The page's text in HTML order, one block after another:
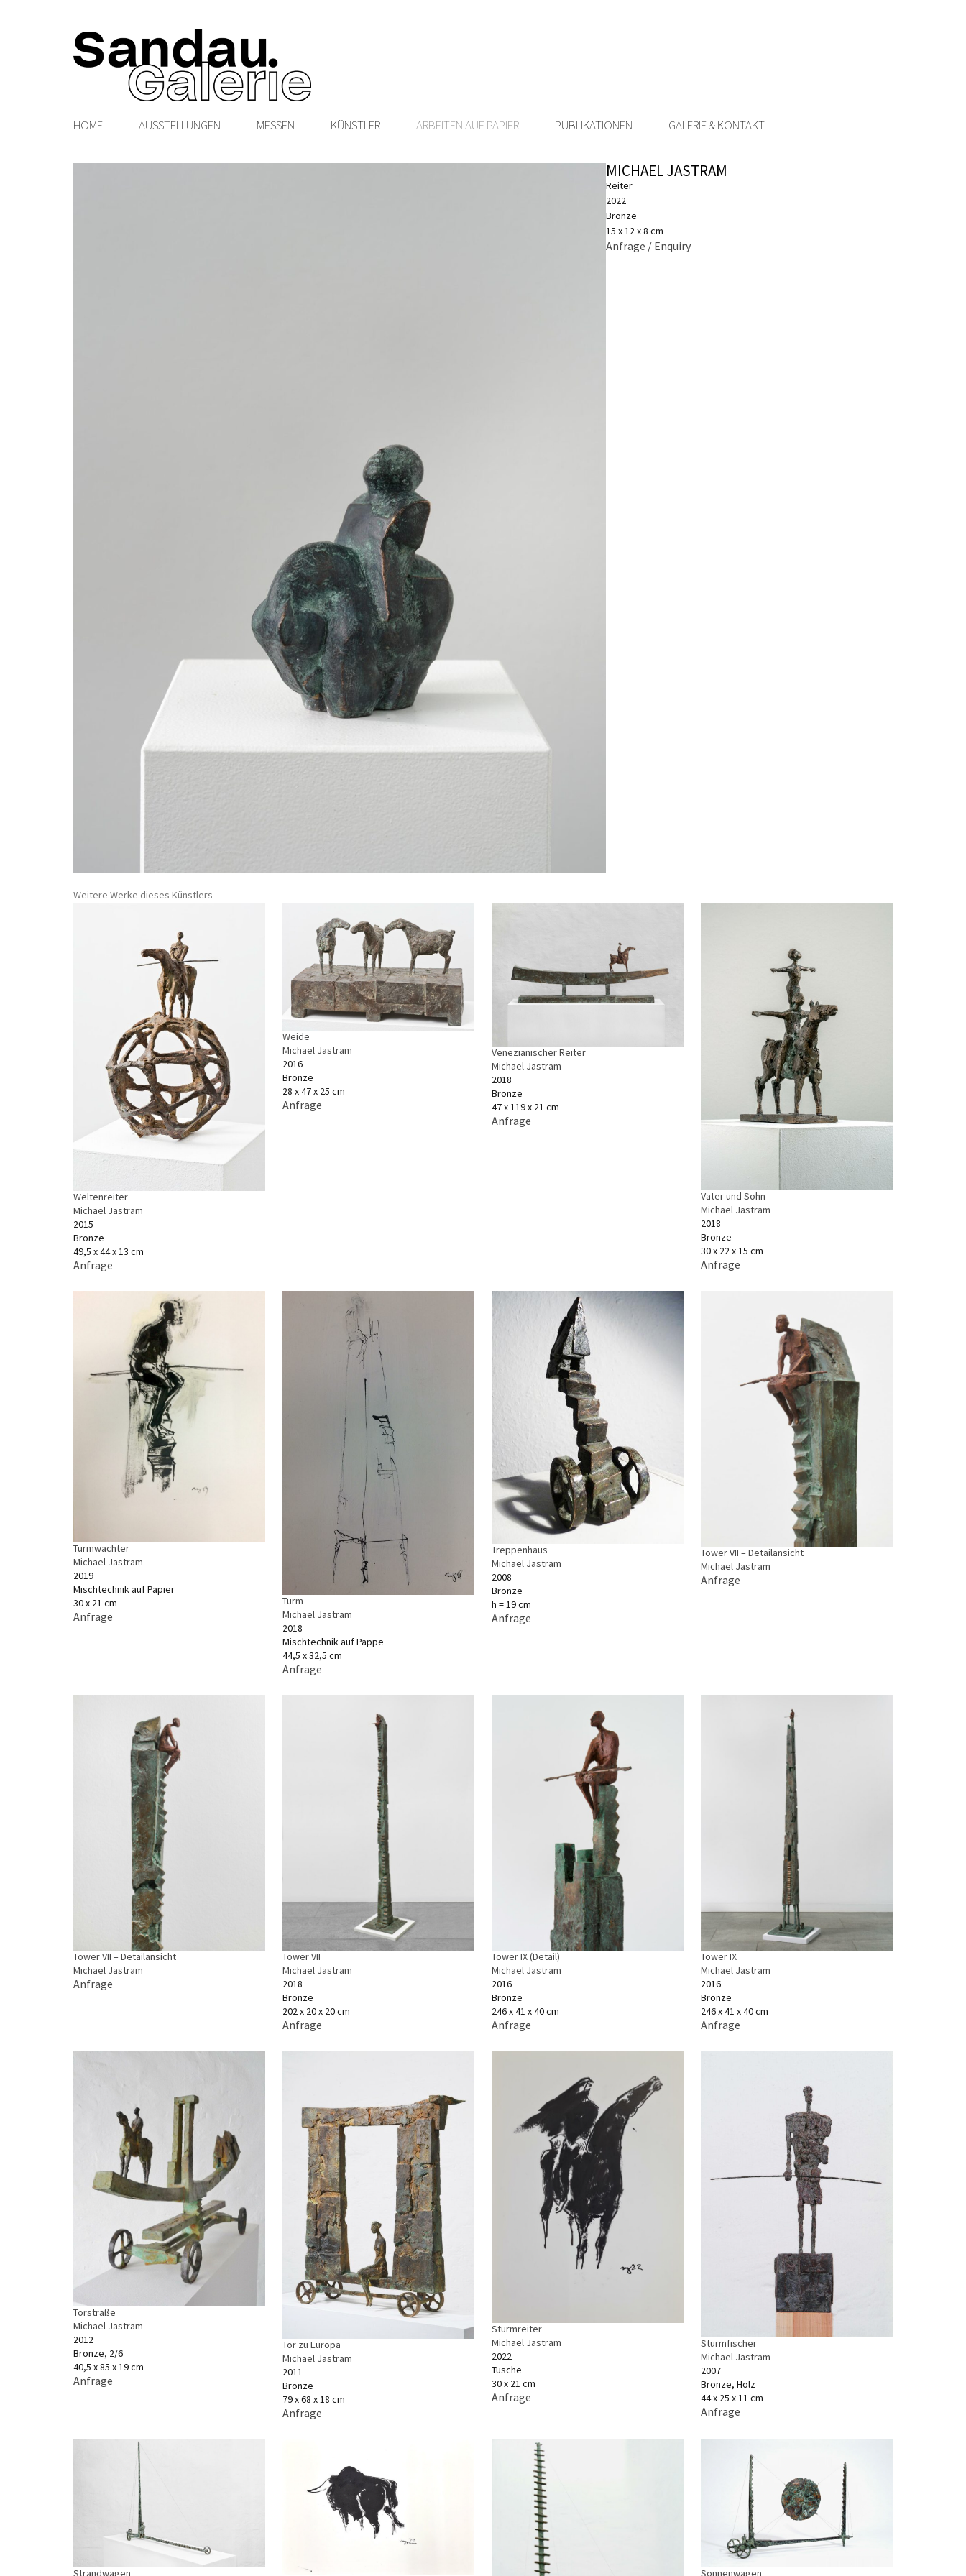
HOME AUSSTELLUNGEN MESSEN KÜNSTLER ARBEITEN AUF PAPIER PUBLIKATIONEN GALERIE & KONTAKT
MICHAEL JASTRAM
Reiter
2022
Bronze
15 x 12 x 8 cm
Anfrage / Enquiry
Weitere Werke dieses Künstlers
Weltenreiter
Michael Jastram
2015
Bronze
49,5 x 44 x 13 cm
Anfrage
Weide
Michael Jastram
2016
Bronze
28 x 47 x 25 cm
Anfrage
Venezianischer Reiter
Michael Jastram
2018
Bronze
47 x 119 x 21 cm
Anfrage
Vater und Sohn
Michael Jastram
2018
Bronze
30 x 22 x 15 cm
Anfrage
Turmwächter
Michael Jastram
2019
Mischtechnik auf Papier
30 x 21 cm
Anfrage
Turm
Michael Jastram
2018
Mischtechnik auf Pappe
44,5 x 32,5 cm
Anfrage
Treppenhaus
Michael Jastram
2008
Bronze
h = 19 cm
Anfrage
Tower VII – Detailansicht
Michael Jastram
Anfrage
Tower VII – Detailansicht
Michael Jastram
Anfrage
Tower VII
Michael Jastram
2018
Bronze
202 x 20 x 20 cm
Anfrage
Tower IX (Detail)
Michael Jastram
2016
Bronze
246 x 41 x 40 cm
Anfrage
Tower IX
Michael Jastram
2016
Bronze
246 x 41 x 40 cm
Anfrage
Torstraße
Michael Jastram
2012
Bronze, 2/6
40,5 x 85 x 19 cm
Anfrage
Tor zu Europa
Michael Jastram
2011
Bronze
79 x 68 x 18 cm
Anfrage
Sturmreiter
Michael Jastram
2022
Tusche
30 x 21 cm
Anfrage
Sturmfischer
Michael Jastram
2007
Bronze, Holz
44 x 25 x 11 cm
Anfrage
Strandwagen Sonnenwagen